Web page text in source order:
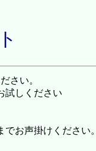
さい。
試しください
お声掛けください。